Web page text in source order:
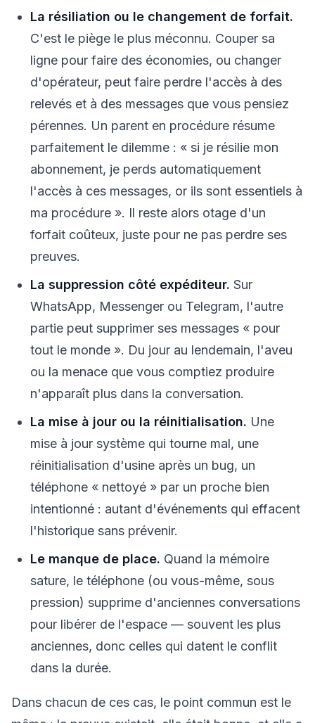
La résiliation ou le changement de forfait.
C'est le piège le plus méconnu. Couper sa
ligne pour faire des économies, ou changer
d'opérateur, peut faire perdre l'accès à des
relevés et à des messages que vous pensiez
pérennes. Un parent en procédure résume
parfaitement le dilemme : « si je résilie mon
abonnement, je perds automatiquement
l'accès à ces messages, or ils sont essentiels à
ma procédure ». Il reste alors otage d'un
forfait coûteux, juste pour ne pas perdre ses
preuves.
La suppression côté expéditeur. Sur
WhatsApp, Messenger ou Telegram, l'autre
partie peut supprimer ses messages « pour
tout le monde ». Du jour au lendemain, l'aveu
ou la menace que vous comptiez produire
n'apparaît plus dans la conversation.
La mise à jour ou la réinitialisation. Une
mise à jour système qui tourne mal, une
réinitialisation d'usine après un bug, un
téléphone « nettoyé » par un proche bien
intentionné : autant d'événements qui effacent
l'historique sans prévenir.
Le manque de place. Quand la mémoire
sature, le téléphone (ou vous-même, sous
pression) supprime d'anciennes conversations
pour libérer de l'espace — souvent les plus
anciennes, donc celles qui datent le conflit
dans la durée.
Dans chacun de ces cas, le point commun est le